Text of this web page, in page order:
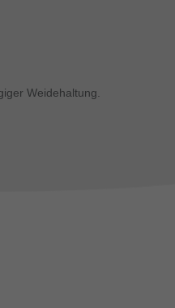
Weidehaltung.